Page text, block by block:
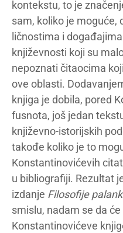
kontekstu, to je
sam, koliko je moguće,
ličnostima i
književnosti koji su
nepoznati čitaocima
ove oblasti.
knjiga je dobila, pored
fusnota, još jedan
književno-istorijskih
takođe koliko je to
Konstantinovićevih
u bibliografiji. Rezultat
izdanje Filosofije
smislu, nadam se da
Konstantinovićeve